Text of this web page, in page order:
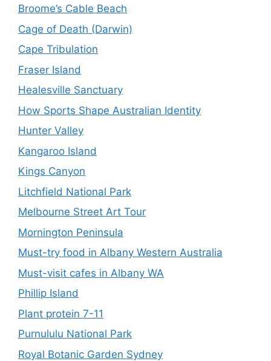
Broome’s Cable Beach
Cage of Death (Darwin)
Cape Tribulation
Fraser Island
Healesville Sanctuary
How Sports Shape Australian Identity
Hunter Valley
Kangaroo Island
Kings Canyon
Litchfield National Park
Melbourne Street Art Tour
Mornington Peninsula
Must-try food in Albany Western Australia
Must-visit cafes in Albany WA
Phillip Island
Plant protein 7-11
Purnululu National Park
Royal Botanic Garden Sydney